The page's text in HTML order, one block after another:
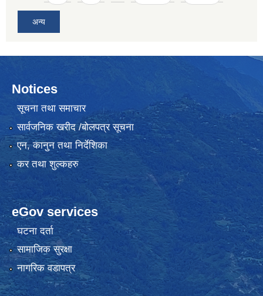
अन्य
Notices
सूचना तथा समाचार
सार्वजनिक खरीद /बोलपत्र सूचना
एन, कानुन तथा निर्देशिका
कर तथा शुल्कहरु
eGov services
घटना दर्ता
सामाजिक सुरक्षा
नागरिक वडापत्र